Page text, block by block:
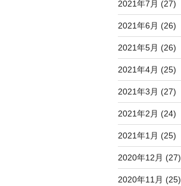
2021年7月 (27)
2021年6月 (26)
2021年5月 (26)
2021年4月 (25)
2021年3月 (27)
2021年2月 (24)
2021年1月 (25)
2020年12月 (27)
2020年11月 (25)